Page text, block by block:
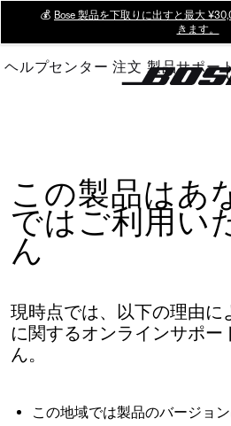
Main
💰 Bose 製品を下取りに出すと最大
きます。
ヘルプセンター 注文 製品サポー
この製品はあ
ではご利用い
ん
現時点では、以下の理由に
に関するオンラインサポー
ん。
この地域では製品のバージョ